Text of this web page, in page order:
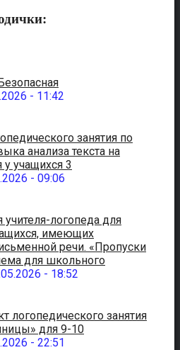
- 11:42
занятия по
анализа текста на
учащихся 3
- 09:06
учителя-логопеда для
имеющих
речи. «Пропуски
для школьного
- 18:52
логопедического занятия
для 9-10
- 22:51